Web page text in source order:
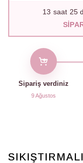
13 saat 25
Sipariş verdiniz
9 Ağustos